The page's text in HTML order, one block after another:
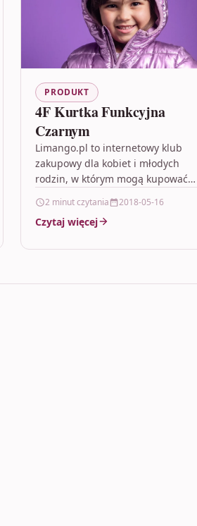
PRODUKT
4F Kurtka Funkcyjna
Czarnym
Limango.pl to internetowy klub
zakupowy dla kobiet i młodych
rodzin, w którym mogą kupować
ofercie znajdziecie produkty
renomowanych marek –…
2 minut czytania 2018-05-16
Czytaj więcej